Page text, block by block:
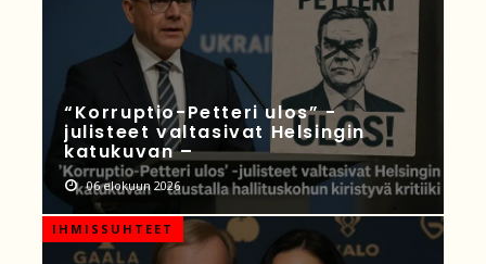
“Korruptio-Petteri ulos” -
julisteet valtasivat Helsingin
katukuvan –
06 elokuun 2026
IHMISSUHTEET